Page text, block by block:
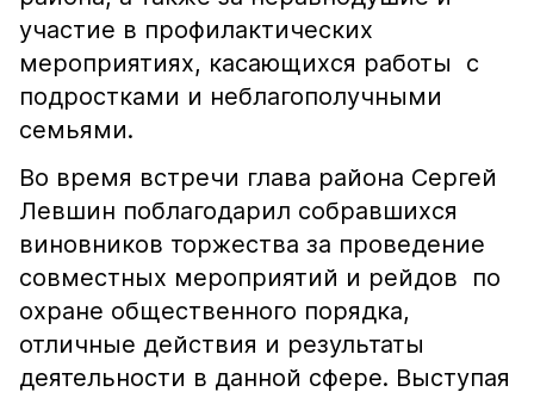
участие в профилактических
мероприятиях, касающихся работы с
подростками и неблагополучными
семьями.
Во время встречи глава района Сергей
Левшин поблагодарил собравшихся
виновников торжества за проведение
совместных мероприятий и рейдов по
охране общественного порядка,
отличные действия и результаты
деятельности в данной сфере. Выступая